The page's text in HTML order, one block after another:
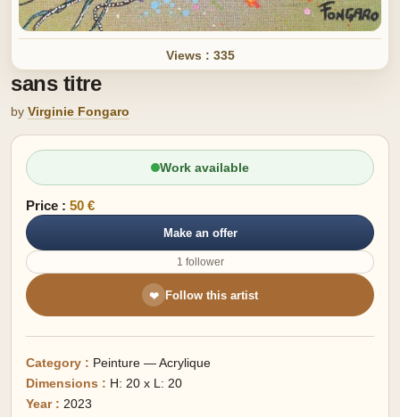
Views : 335
sans titre
by Virginie Fongaro
Work available
Price : 50 €
Make an offer
1 follower
❤ Follow this artist
Category : Peinture — Acrylique
Dimensions : H: 20 x L: 20
Year : 2023